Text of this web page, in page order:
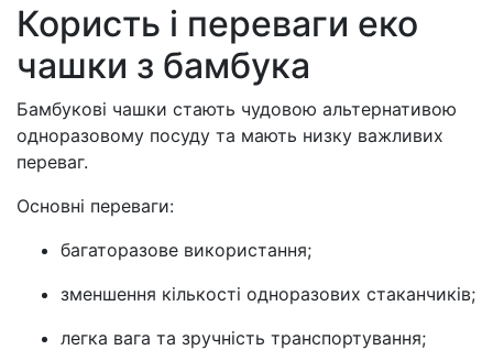
Користь і переваги еко
чашки з бамбука
Бамбукові чашки стають чудовою альтернативою
одноразовому посуду та мають низку важливих
переваг.
Основні переваги:
багаторазове використання;
зменшення кількості одноразових стаканчиків;
легка вага та зручність транспортування;